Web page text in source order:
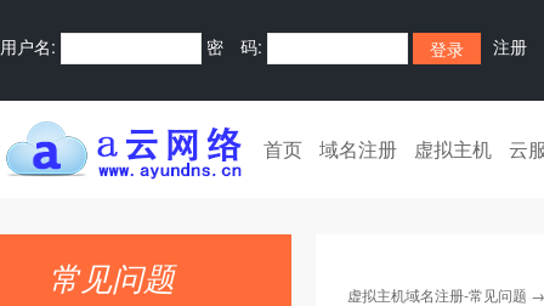
用户名: 密 码: 注册
首页 域名注册 虚拟主机 云
常见问题 虚拟主机域名注册-常见问题